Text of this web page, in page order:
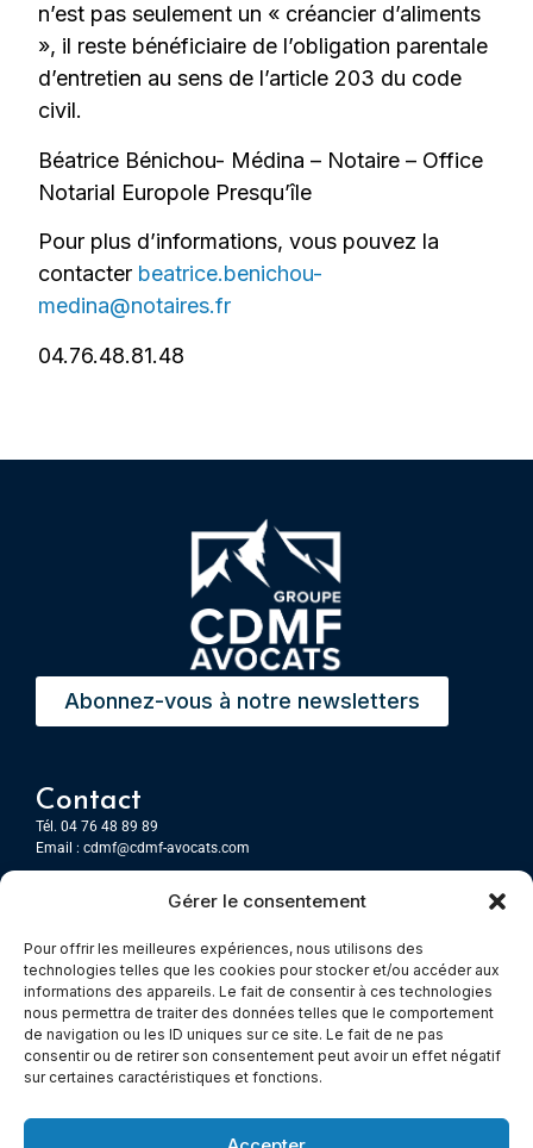
Gérer le consentement
Pour offrir les meilleures expériences, nous utilisons des
technologies telles que les cookies pour stocker et/ou accéder aux
informations des appareils. Le fait de consentir à ces technologies
nous permettra de traiter des données telles que le comportement
de navigation ou les ID uniques sur ce site. Le fait de ne pas
consentir ou de retirer son consentement peut avoir un effet négatif
sur certaines caractéristiques et fonctions.
n’est pas seulement un « créancier d’aliments
», il reste bénéficiaire de l’obligation parentale
d’entretien au sens de l’article 203 du code
civil.
Béatrice Bénichou- Médina – Notaire – Office
Notarial Europole Presqu’île
Pour plus d’informations, vous pouvez la
contacter beatrice.benichou-
medina@notaires.fr
04.76.48.81.48
Abonnez-vous à notre newsletters
Contact
Tél. 04 76 48 89 89
Email : cdmf@cdmf-avocats.com
7 Place Firmin Gautier
CS 80476
38016 GRENOBLE, Cedex 1
Chambery
Immeuble le Paris
73000 Chambéry